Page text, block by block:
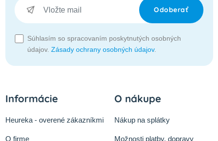
Odoberať
Súhlasím so spracovaním poskytnutých osobných
údajov. Zásady ochrany osobných údajov.
Informácie
Heureka - overené zákazníkmi
O firme
O nákupe
Nákup na splátky
Možnosti platby, dopravy